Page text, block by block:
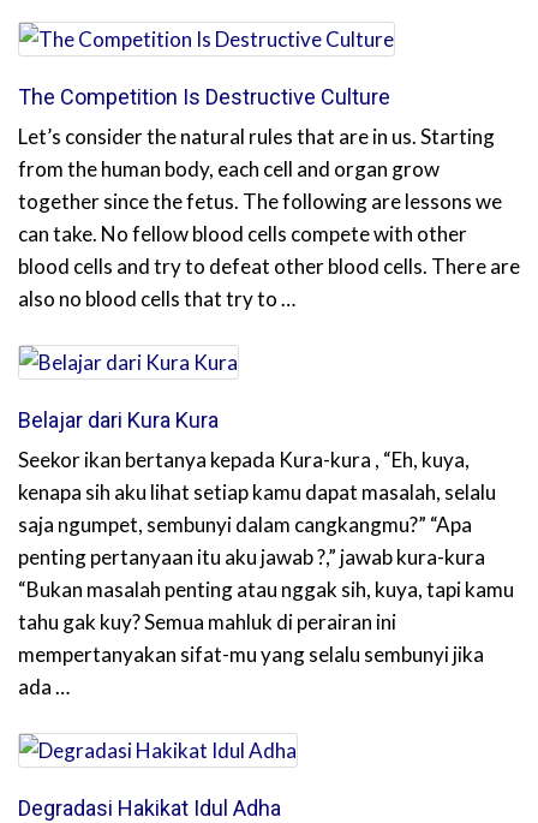
The Competition Is Destructive Culture
Let’s consider the natural rules that are in us. Starting
from the human body, each cell and organ grow
together since the fetus. The following are lessons we
can take. No fellow blood cells compete with other
blood cells and try to defeat other blood cells. There are
also no blood cells that try to …
Belajar dari Kura Kura
Seekor ikan bertanya kepada Kura-kura , “Eh, kuya,
kenapa sih aku lihat setiap kamu dapat masalah, selalu
saja ngumpet, sembunyi dalam cangkangmu?” “Apa
penting pertanyaan itu aku jawab ?,” jawab kura-kura
“Bukan masalah penting atau nggak sih, kuya, tapi kamu
tahu gak kuy? Semua mahluk di perairan ini
mempertanyakan sifat-mu yang selalu sembunyi jika
ada …
Degradasi Hakikat Idul Adha